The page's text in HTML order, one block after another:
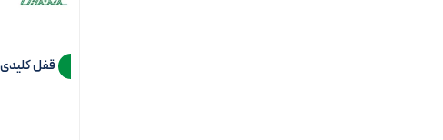
قفل کلیدی دلتا